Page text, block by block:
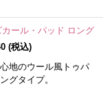
ール・パッド ロング
(税込)
地のウール風トゥパ
グタイプ。